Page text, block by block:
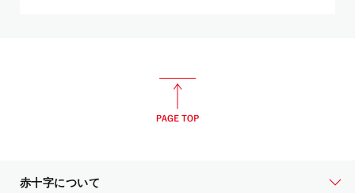
赤十字について